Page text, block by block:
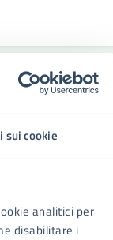
sui cookie
analitici per
disabilitare i